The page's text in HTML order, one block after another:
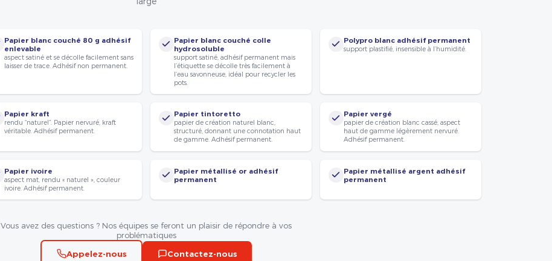
Papier blanc couché 80 g adhésif
enlevable
aspect satiné et se décolle facilement sans
laisser de trace. Adhésif non permanent.
Papier blanc couché colle
hydrosoluble
support satiné, adhésif permanent mais
l’étiquette se décolle très facilement à
l’eau savonneuse, idéal pour recycler les
pots.
Polypro blanc adhésif permanent
support plastifié, insensible à l’humidité.
Papier kraft
rendu “naturel”. Papier nervuré, kraft
véritable. Adhésif permanent.
Papier tintoretto
papier de création naturel blanc,
structuré, donnant une connotation haut
de gamme. Adhésif permanent.
Papier vergé
papier de création blanc cassé, aspect
haut de gamme légèrement nervuré.
Adhésif permanent.
Papier ivoire
aspect mat, rendu « naturel », couleur
ivoire. Adhésif permanent.
Papier métallisé or adhésif
permanent
Papier métallisé argent adhésif
permanent
Vous avez des questions ? Nos équipes se feront un plaisir de répondre à vos
problématiques
Appelez-nous
Contactez-nous